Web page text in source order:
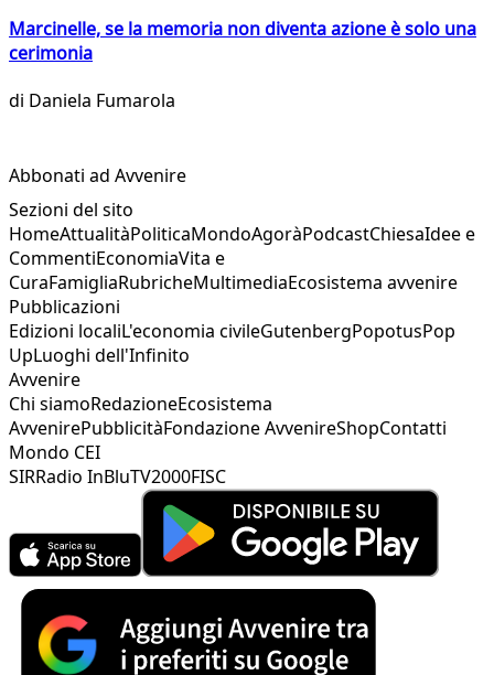
Marcinelle, se la memoria non diventa azione è solo una
cerimonia
di Daniela Fumarola
Abbonati ad Avvenire
Sezioni del sito
HomeAttualitàPoliticaMondoAgoràPodcastChiesaIdee e
CommentiEconomiaVita e
CuraFamigliaRubricheMultimediaEcosistema avvenire
Pubblicazioni
Edizioni localiL'economia civileGutenbergPopotusPop
UpLuoghi dell'Infinito
Avvenire
Chi siamoRedazioneEcosistema
AvvenirePubblicitàFondazione AvvenireShopContatti
Mondo CEI
SIRRadio InBluTV2000FISC